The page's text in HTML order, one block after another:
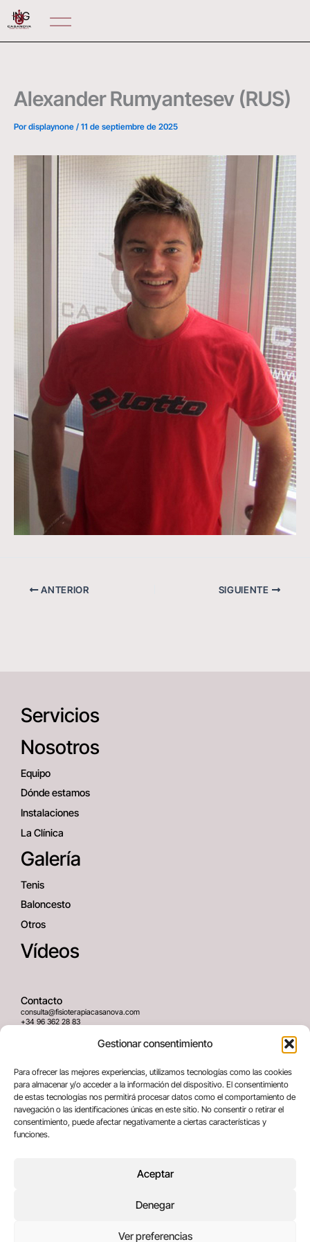
Gestionar consentimiento
Para ofrecer las mejores experiencias, utilizamos tecnologías como las cookies
para almacenar y/o acceder a la información del dispositivo. El consentimiento
de estas tecnologías nos permitirá procesar datos como el comportamiento de
navegación o las identificaciones únicas en este sitio. No consentir o retirar el
consentimiento, puede afectar negativamente a ciertas características y
funciones.
Aceptar
Denegar
Ver preferencias
contenido
ING
Alexander Rumyantesev (RUS)
Pordisplaynone / 11 de septiembre de 2025
ANTERIOR SIGUIENTE
Servicios
Nosotros
Equipo
Dónde estamos
Instalaciones
La Clínica
Galería
Tenis
Baloncesto
Otros
Vídeos
Contacto
consulta@fisioterapiacasanova.com
+34 96 362 28 83
Dirección
C/ Greses Nº12 (Bajo) 46020
Valencia, España
Términos legales